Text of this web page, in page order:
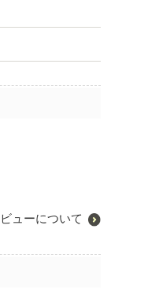
ューについて